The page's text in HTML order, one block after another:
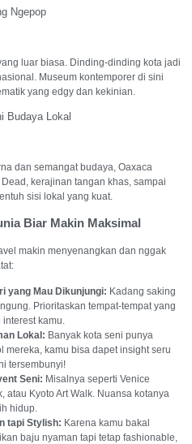
Ngepop
luar biasa. Dinding-dinding kota jadi
Museum kontemporer di sini
yang edgy dan kekinian.
Budaya Lokal
dan semangat budaya, Oaxaca
kerajinan tangan khas, sampai
sisi lokal yang kuat.
Biar Makin Maksimal
makin menyenangkan dan nggak
yang Mau Dikunjungi: Kadang saking
Prioritaskan tempat-tempat yang
kamu.
Lokal: Banyak kota seni punya
mereka, kamu bisa dapet insight seru
tersembunyi!
Seni: Misalnya seperti Venice
atau Kyoto Art Walk. Nuansa kotanya
hidup.
tapi Stylish: Karena kamu bakal
baju nyaman tapi tetap fashionable,